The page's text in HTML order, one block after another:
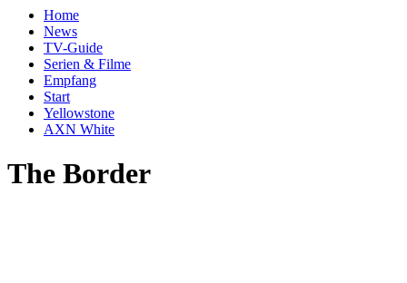
Home
News
TV-Guide
Serien & Filme
Empfang
Start
Yellowstone
AXN White
The Border